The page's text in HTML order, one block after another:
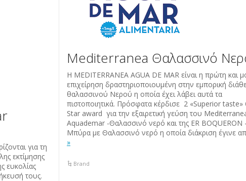
για τη
εκτίμησης
ευκολίας
τους.
Mediterranea Θαλασσινό
Η MEDITERRANEA AGUA DE MAR είναι η πρώτη και
επιχείρηση δραστηριοποιουμένη στην εμπορική
θαλασσινού Νερού η οποία έχει λάβει αυτά τα
πιστοποιητικά. Πρόσφατα κέρδισε 2 «Superior taste»
Star award για την εξαιρετική γεύση του
Αquademar -Θαλασσινό νερό και της ER BOQUERON
Μπύρα με Θαλασσινό νερό η οποία διάκριση έγινε
»
Brand